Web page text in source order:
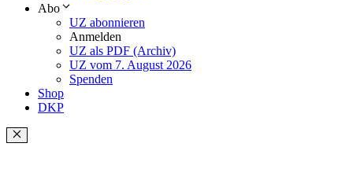
Abo
UZ abonnieren
Anmelden
UZ als PDF (Archiv)
UZ vom 7. August 2026
Spenden
Shop
DKP
Schließen